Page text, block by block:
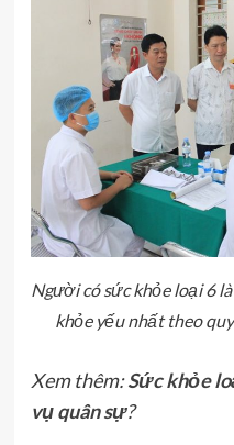
Người có sức khỏe loại 6
khỏe yếu nhất theo
Xem thêm:Sức khỏe
vụ quân sự?